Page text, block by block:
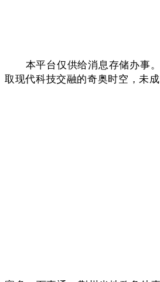
本平台仅供给消息存储办事。
取现代科技交融的奇奥时空，未